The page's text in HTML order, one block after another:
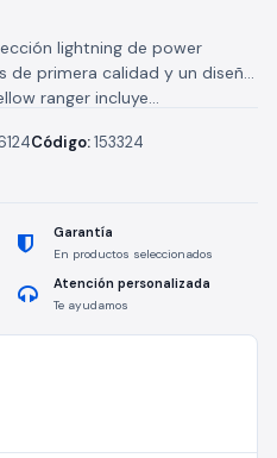
lightning de power
de primera calidad y un diseño
ranger incluye...
Código:153324
Garantía
En productos seleccionados
Atención personalizada
Te ayudamos